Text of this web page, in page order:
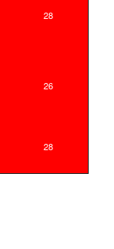
28
26
28